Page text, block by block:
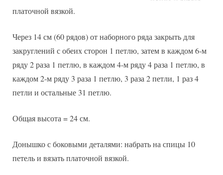
платочной вязкой.
Через 14 см (60 рядов) от наборного ряда закрыть для
закруглений с обеих сторон 1 петлю, затем в каждом 6-м
ряду 2 раза 1 петлю, в каждом 4-м ряду 4 раза 1 петлю, в
каждом 2-м ряду 3 раза 1 петлю, 3 раза 2 петли, 1 раз 4
петли и остальные 31 петлю.
Общая высота = 24 см.
Донышко с боковыми деталями: набрать на спицы 10
петель и вязать платочной вязкой.